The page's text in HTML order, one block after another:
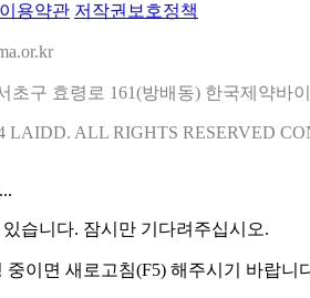
이용약관 저작권보호정책
초구 효령로 161(방배동) 한국제약바
LAIDD. ALL RIGHTS RESERVED
습니다. 잠시만 기다려주십시오.
중이면 새로고침(F5) 해주시기 바랍니